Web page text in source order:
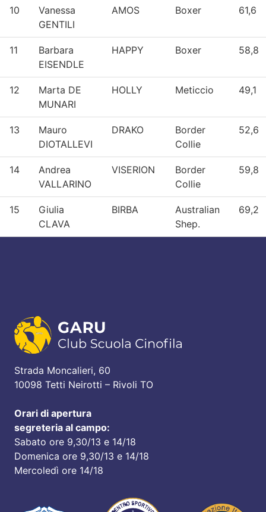
10
Vanessa
GENTILI
AMOS Boxer 61,6
11
Barbara
EISENDLE
HAPPY Boxer 58,8
12
Marta DE
MUNARI
HOLLY Meticcio 49,1
13
Mauro
DIOTALLEVI
DRAKO
Border
Collie
52,6
14
Andrea
VALLARINO
VISERION
Border
Collie
59,8
15
Giulia
CLAVA
BIRBA
Australian
Shep.
69,2
Strada Moncalieri, 60
10098 Tetti Neirotti – Rivoli TO
Orari di apertura
segreteria al campo:
Sabato ore 9,30/13 e 14/18
Domenica ore 9,30/13 e 14/18
Mercoledì ore 14/18